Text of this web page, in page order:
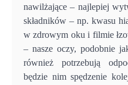
nawilżające – najlepiej
składników – np. kwasu
w zdrowym oku i filmie
– nasze oczy, podobnie
również potrzebują
będzie nim spędzenie